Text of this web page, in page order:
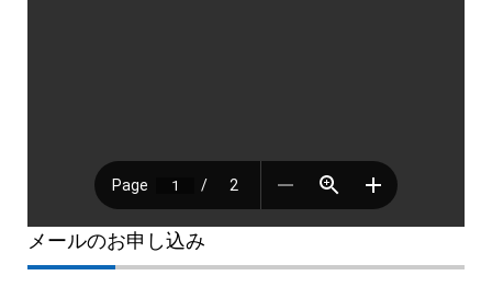
メールのお申し込み